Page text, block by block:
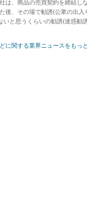
は、商品の売買契約を締結し
、その場で勧誘(公衆の出
と思うくらいの勧誘(迷惑勧
に関する業界ニュースをもっ